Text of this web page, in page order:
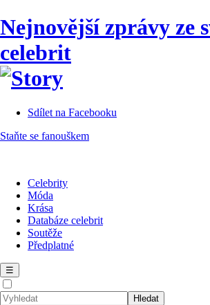
Nejnovější zprávy ze
celebrit
Sdílet na Facebooku
Staňte se fanouškem
Celebrity
Móda
Krása
Databáze celebrit
Soutěže
Předplatné
☰